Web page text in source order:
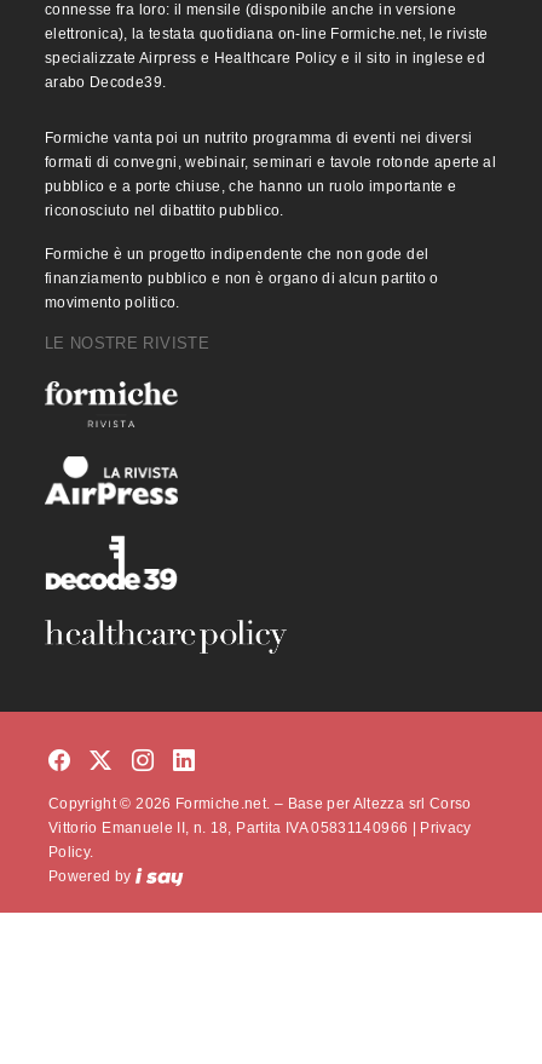
connesse fra loro: il mensile (disponibile anche in versione
elettronica), la testata quotidiana on-line Formiche.net, le riviste
specializzate Airpress e Healthcare Policy e il sito in inglese ed
arabo Decode39.
Formiche vanta poi un nutrito programma di eventi nei diversi
formati di convegni, webinair, seminari e tavole rotonde aperte al
pubblico e a porte chiuse, che hanno un ruolo importante e
riconosciuto nel dibattito pubblico.
Formiche è un progetto indipendente che non gode del
finanziamento pubblico e non è organo di alcun partito o
movimento politico.
LE NOSTRE RIVISTE
Copyright © 2026 Formiche.net. – Base per Altezza srl Corso
Vittorio Emanuele II, n. 18, Partita IVA 05831140966 |
Privacy
Policy.
Powered by